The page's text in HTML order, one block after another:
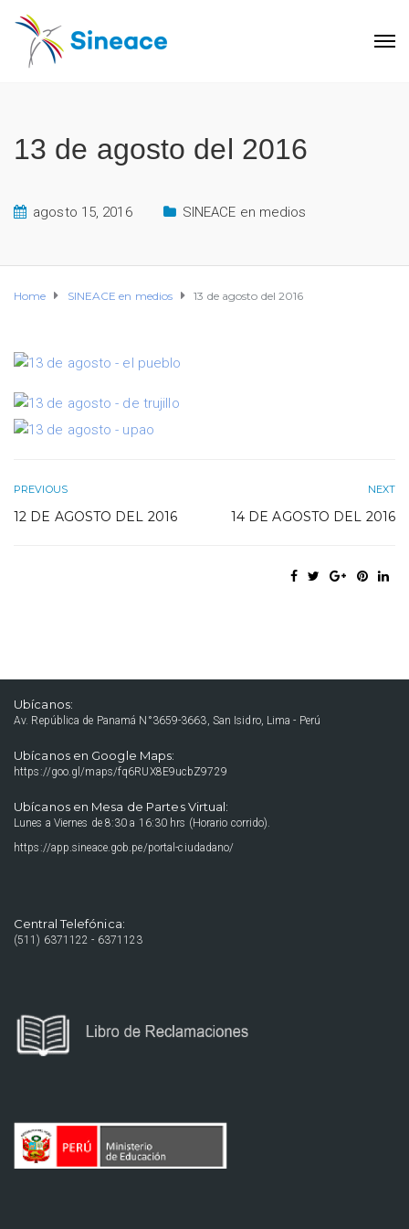
13 de agosto del 2016
agosto 15, 2016 SINEACE en medios
Home SINEACE en medios 13 de agosto del 2016
PREVIOUS
12 DE AGOSTO DEL 2016
NEXT
14 DE AGOSTO DEL 2016
Ubícanos:
Av. República de Panamá N°3659-3663, San Isidro, Lima - Perú
Ubícanos en Google Maps:
https://goo.gl/maps/fq6RUX8E9ucbZ9729
Ubícanos en Mesa de Partes Virtual:
Lunes a Viernes de 8:30 a 16:30 hrs (Horario corrido).
https://app.sineace.gob.pe/portal-ciudadano/
Central Telefónica:
(511) 6371122 - 6371123